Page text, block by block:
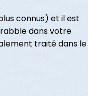
connus) et il est
dans votre
traité dans le